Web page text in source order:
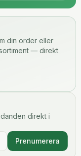
din order eller
— direkt
direkt i
Prenumerera